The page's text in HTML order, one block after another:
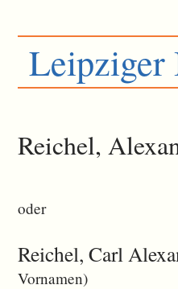
Leipziger
Reichel,
oder
Reichel, Carl
Vornamen)